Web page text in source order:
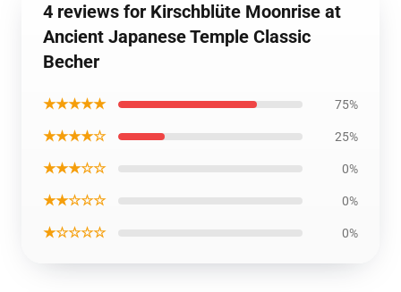
4 reviews for Kirschblüte Moonrise at
Ancient Japanese Temple Classic
Becher
★★★★★ 75%
★★★★☆ 25%
★★★☆☆ 0%
★★☆☆☆ 0%
★☆☆☆☆ 0%